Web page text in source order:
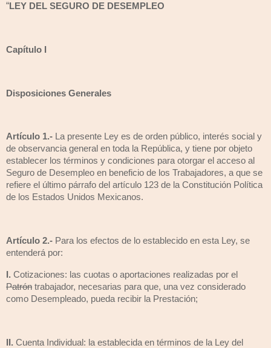
“LEY DEL SEGURO DE DESEMPLEO
Capítulo I
Disposiciones Generales
Artículo 1.- La presente Ley es de orden público, interés social y
de observancia general en toda la República, y tiene por objeto
establecer los términos y condiciones para otorgar el acceso al
Seguro de Desempleo en beneficio de los Trabajadores, a que se
refiere el último párrafo del artículo 123 de la Constitución Política
de los Estados Unidos Mexicanos.
Artículo 2.- Para los efectos de lo establecido en esta Ley, se
entenderá por:
I. Cotizaciones: las cuotas o aportaciones realizadas por el
Patrón trabajador, necesarias para que, una vez considerado
como Desempleado, pueda recibir la Prestación;
II. Cuenta Individual: la establecida en términos de la Ley del